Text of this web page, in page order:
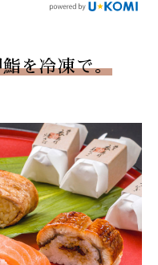
を冷凍で。